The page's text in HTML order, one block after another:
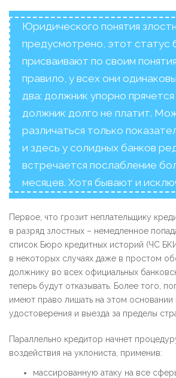
Юридического понятия
предусмотрено, этот статус
присваивают по своим
правило, у всех они
два: должник упорно
должник долго не платит.
различаться только
и здесь у солидных банков
встречается послабление
месяцев. Хотя бывают и
Первое, что грозит неплательщику
в разряд злостных – немедленное
список Бюро кредитных историй (ЧС
в некоторых случаях даже в простом
должнику во всех официальных
теперь будут отказывать. Более того,
имеют право лишать на этом основании
удостоверения и выезда за пределы
Параллельно кредитор начнет
воздействия на уклониста, применив:
массированную атаку на все